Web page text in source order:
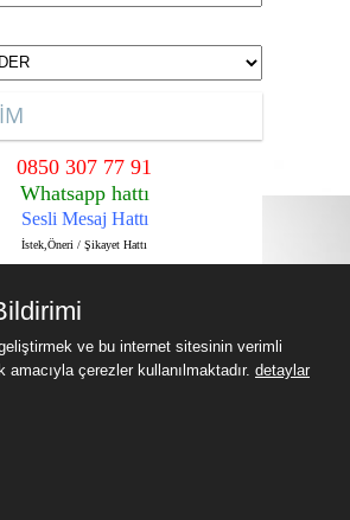
0850 307 77 91
Whatsapp hattı
Sesli Mesaj Hattı
İstek,Öneri / Şikayet Hattı
ve bu internet sitesinin verimli
amacıyla çerezler kullanılmaktadır. detaylar